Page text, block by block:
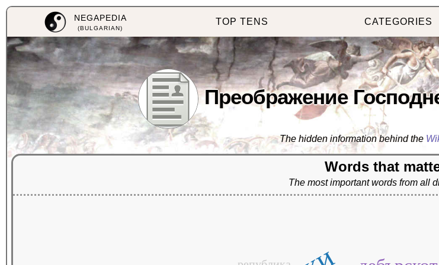
NEGAPEDIA
(BULGARIAN)
TOP TENS CATEGORIES
Преображение
The hidden information behind the
Words that
The most important words from all